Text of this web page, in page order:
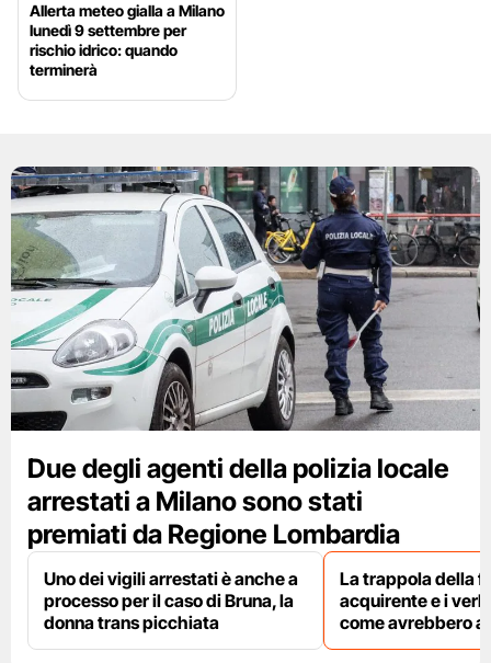
Allerta meteo gialla a Milano
lunedì 9 settembre per
rischio idrico: quando
terminerà
Due degli agenti della polizia locale
arrestati a Milano sono stati
premiati da Regione Lombardia
Uno dei vigili arrestati è anche a
processo per il caso di Bruna, la
donna trans picchiata
La trappola della
acquirente e i
come avrebbero